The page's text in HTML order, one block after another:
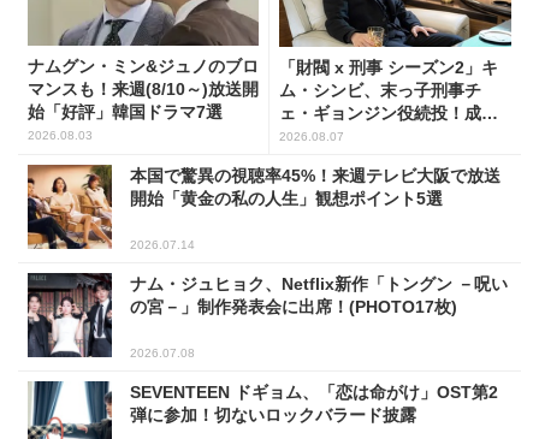
ナムグン・ミン&ジュノのブロ
マンスも！来週(8/10～)放送開
始「好評」韓国ドラマ7選
2026.08.03
「財閥 x 刑事 シーズン2」キ
ム・シンビ、末っ子刑事チ
ェ・ギョンジン役続投！成長
した姿に注目
2026.08.07
本国で驚異の視聴率45%！来週テレビ大阪で放送
開始「黄金の私の人生」観想ポイント5選
2026.07.14
ナム・ジュヒョク、Netflix新作「トングン －呪い
の宮－」制作発表会に出席！(PHOTO17枚)
2026.07.08
SEVENTEEN ドギョム、「恋は命がけ」OST第2
弾に参加！切ないロックバラード披露